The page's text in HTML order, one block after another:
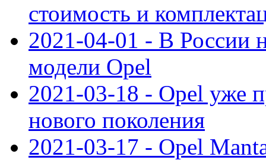
стоимость и
2021-04-01 - В России
модели Opel
2021-03-18 - Opel уже
нового поколения
2021-03-17 - Opel